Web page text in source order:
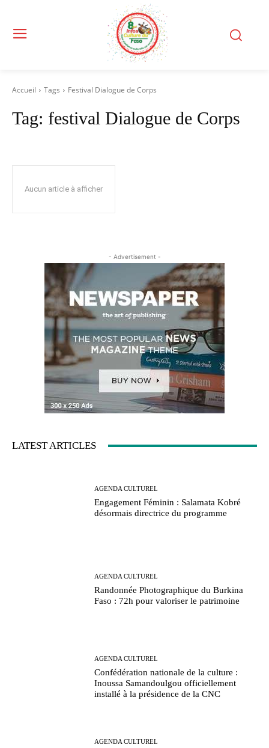
Accueil Tags Festival Dialogue de Corps
Tag: festival Dialogue de Corps
Aucun article à afficher
- Advertisement -
LATEST ARTICLES
AGENDA CULTUREL
Engagement Féminin : Salamata Kobré
désormais directrice du programme
AGENDA CULTUREL
Randonnée Photographique du Burkina
Faso : 72h pour valoriser le patrimoine
AGENDA CULTUREL
Confédération nationale de la culture :
Inoussa Samandoulgou officiellement
installé à la présidence de la CNC
AGENDA CULTUREL